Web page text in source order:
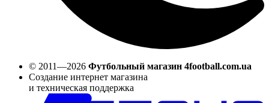
© 2011—2026 Футбольный магазин 4football.com.ua
Создание интернет магазина
и техническая поддержка